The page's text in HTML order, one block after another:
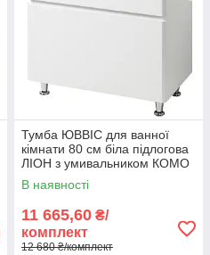
Тумба ЮВВІС для ванної
кімнати 80 см біла підлогова
ЛІОН з умивальником КОМО
В наявності
11 665,60 ₴/
комплект
12 680 ₴/комплект